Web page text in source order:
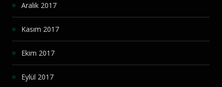
Aralık 2017
Kasım 2017
Ekim 2017
Eylül 2017